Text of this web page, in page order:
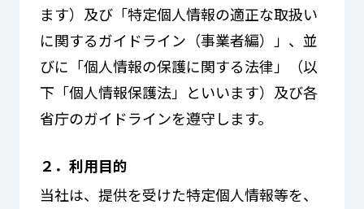
ます）及び「特定個人情報の適正な取扱い
に関するガイドライン（事業者編）」、並
びに「個人情報の保護に関する法律」（以
下「個人情報保護法」といいます）及び各
省庁のガイドラインを遵守します。
２．利用目的
当社は、提供を受けた特定個人情報等を、